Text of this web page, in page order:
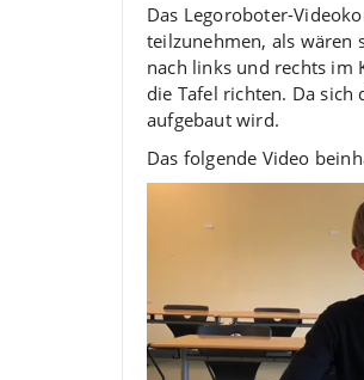
Das Legoroboter-
teilzunehmen, als wären
nach links und rechts im
die Tafel richten. Da
aufgebaut wird.
Das folgende Video